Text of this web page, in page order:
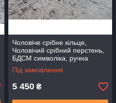
Чоловіче срібне кільце,
Чоловічий срібний перстень,
БДСМ символіка, ручна
робота
Під замовлення
5 450 ₴